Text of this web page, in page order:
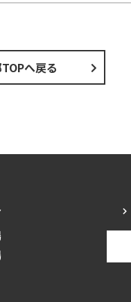
へ戻る